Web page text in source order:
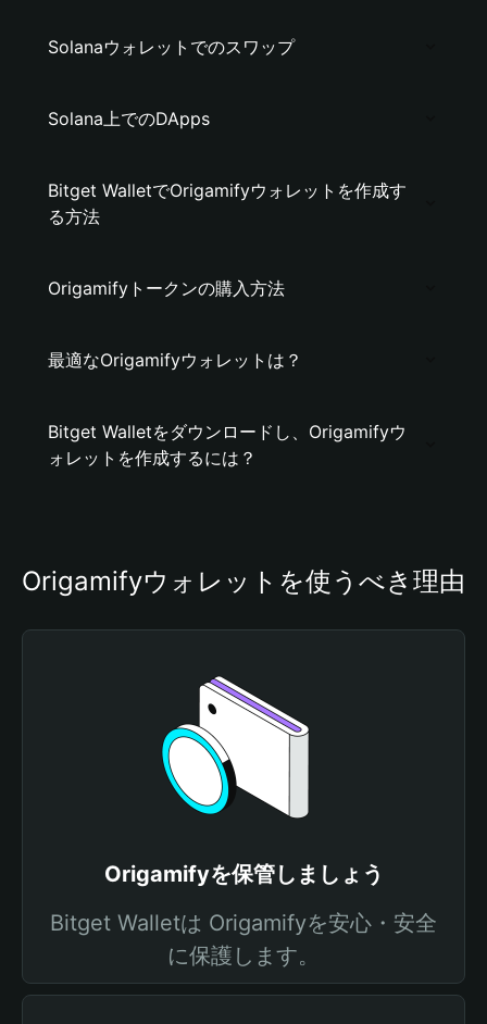
Solanaウォレットでのスワップ
Solana上でのDApps
Bitget WalletでOrigamifyウォレットを作成す
る方法
Origamifyトークンの購入方法
最適なOrigamifyウォレットは？
Bitget Walletをダウンロードし、Origamifyウ
ォレットを作成するには？
Origamifyウォレットを使うべき理由
Origamifyを保管しましょう
Bitget Walletは Origamifyを安心・安全
に保護します。